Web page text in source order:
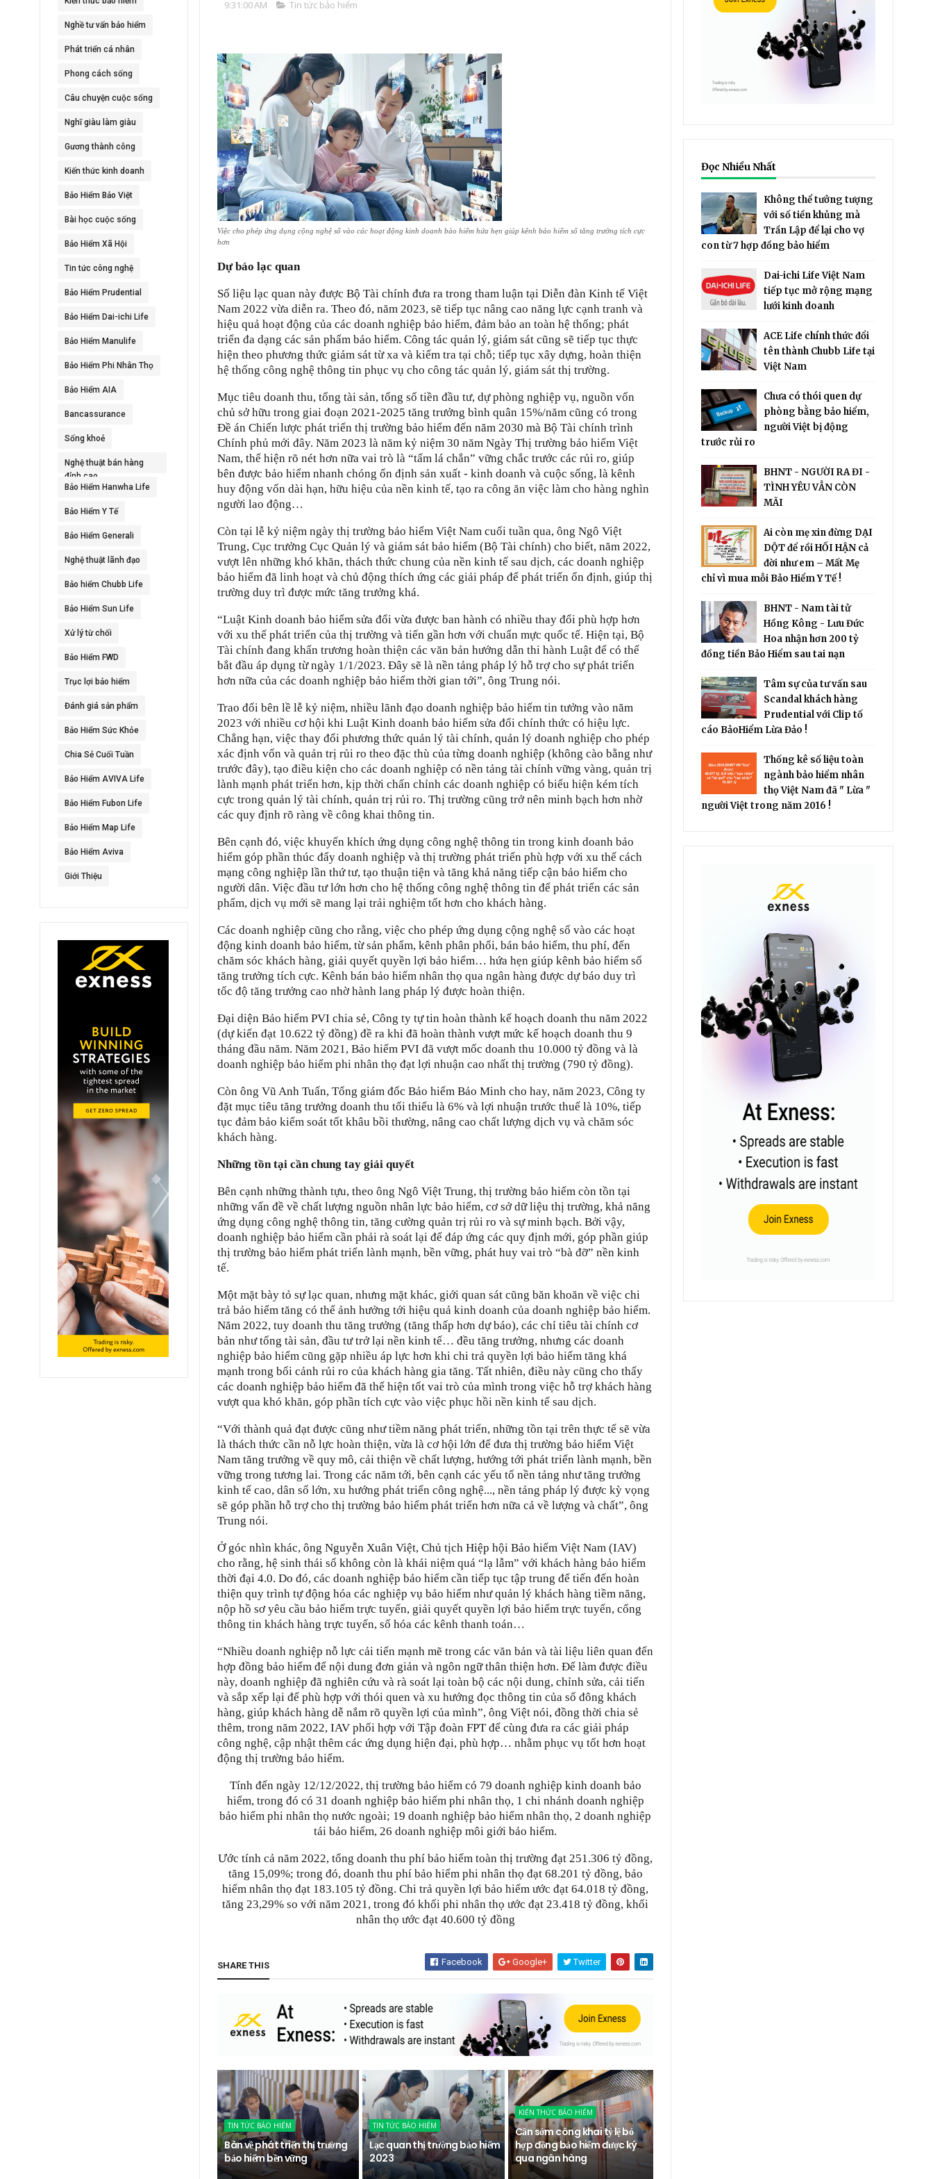
Nghề tư vấn bảo hiểm
Phát triển cá nhân
Phong cách sống
Câu chuyện cuộc sống
Nghĩ giàu làm giàu
Gương thành công
Kiến thức kinh doanh
Bảo Hiểm Bảo Việt
Bài học cuộc sống
Bảo Hiểm Xã Hội
Tin tức công nghệ
Bảo Hiểm Prudential
Bảo Hiểm Dai-ichi Life
Bảo Hiểm Manulife
Bảo Hiểm Phi Nhân Thọ
Bảo Hiểm AIA
Bancassurance
Sống khoẻ
Nghệ thuật bán hàng
đỉnh cao
Bảo Hiểm Hanwha Life
Bảo Hiểm Y Tế
Bảo Hiểm Generali
Nghệ thuật lãnh đạo
Bảo hiểm Chubb Life
Bảo Hiểm Sun Life
Xử lý từ chối
Bảo Hiểm FWD
Trục lợi bảo hiểm
Đánh giá sản phẩm
Bảo Hiểm Sức Khỏe
Chia Sẻ Cuối Tuần
Bảo Hiểm AVIVA Life
Bảo Hiểm Fubon Life
Bảo Hiểm Map Life
Bảo Hiểm Aviva
Giới Thiệu
9:31:00 AM Tin tức bảo hiểm
Việc cho phép ứng dụng cộng nghệ số vào các hoạt động kinh doanh bảo hiểm hứa hẹn giúp kênh bảo hiểm số tăng trưởng tích cực
hơn
Dự báo lạc quan
Số liệu lạc quan này được Bộ Tài chính đưa ra trong tham luận tại Diễn đàn Kinh tế Việt
Nam 2022 vừa diễn ra. Theo đó, năm 2023, sẽ tiếp tục nâng cao năng lực cạnh tranh và
hiệu quả hoạt động của các doanh nghiệp bảo hiểm, đảm bảo an toàn hệ thống; phát
triển đa dạng các sản phẩm bảo hiểm. Công tác quản lý, giám sát cũng sẽ tiếp tục thực
hiện theo phương thức giám sát từ xa và kiểm tra tại chỗ; tiếp tục xây dựng, hoàn thiện
hệ thống công nghệ thông tin phục vụ cho công tác quản lý, giám sát thị trường.
Mục tiêu doanh thu, tổng tài sản, tổng số tiền đầu tư, dự phòng nghiệp vụ, nguồn vốn
chủ sở hữu trong giai đoạn 2021-2025 tăng trưởng bình quân 15%/năm cũng có trong
Đề án Chiến lược phát triển thị trường bảo hiểm đến năm 2030 mà Bộ Tài chính trình
Chính phủ mới đây. Năm 2023 là năm kỷ niệm 30 năm Ngày Thị trường bảo hiểm Việt
Nam, thể hiện rõ nét hơn nữa vai trò là “tấm lá chắn” vững chắc trước các rủi ro, giúp
bên được bảo hiểm nhanh chóng ổn định sản xuất - kinh doanh và cuộc sống, là kênh
huy động vốn dài hạn, hữu hiệu của nền kinh tế, tạo ra công ăn việc làm cho hàng nghìn
người lao động…
Còn tại lễ kỷ niệm ngày thị trường bảo hiểm Việt Nam cuối tuần qua, ông Ngô Việt
Trung, Cục trưởng Cục Quản lý và giám sát bảo hiểm (Bộ Tài chính) cho biết, năm 2022,
vượt lên những khó khăn, thách thức chung của nền kinh tế sau dịch, các doanh nghiệp
bảo hiểm đã linh hoạt và chủ động thích ứng các giải pháp để phát triển ổn định, giúp thị
trường duy trì được mức tăng trưởng khá.
“Luật Kinh doanh bảo hiểm sửa đổi vừa được ban hành có nhiều thay đổi phù hợp hơn
với xu thế phát triển của thị trường và tiến gần hơn với chuẩn mực quốc tế. Hiện tại, Bộ
Tài chính đang khẩn trương hoàn thiện các văn bản hướng dẫn thi hành Luật để có thể
bắt đầu áp dụng từ ngày 1/1/2023. Đây sẽ là nền tảng pháp lý hỗ trợ cho sự phát triển
hơn nữa của các doanh nghiệp bảo hiểm thời gian tới”, ông Trung nói.
Trao đổi bên lề lễ kỷ niệm, nhiều lãnh đạo doanh nghiệp bảo hiểm tin tưởng vào năm
2023 với nhiều cơ hội khi Luật Kinh doanh bảo hiểm sửa đổi chính thức có hiệu lực.
Chẳng hạn, việc thay đổi phương thức quản lý tài chính, quản lý doanh nghiệp cho phép
xác định vốn và quản trị rủi ro theo đặc thù của từng doanh nghiệp (không cào bằng như
trước đây), tạo điều kiện cho các doanh nghiệp có nền tảng tài chính vững vàng, quản trị
lành mạnh phát triển hơn, kịp thời chấn chỉnh các doanh nghiệp có biểu hiện kém tích
cực trong quản lý tài chính, quản trị rủi ro. Thị trường cũng trở nên minh bạch hơn nhờ
các quy định rõ ràng về công khai thông tin.
Bên cạnh đó, việc khuyến khích ứng dụng công nghệ thông tin trong kinh doanh bảo
hiểm góp phần thúc đẩy doanh nghiệp và thị trường phát triển phù hợp với xu thế cách
mạng công nghiệp lần thứ tư, tạo thuận tiện và tăng khả năng tiếp cận bảo hiểm cho
người dân. Việc đầu tư lớn hơn cho hệ thống công nghệ thông tin để phát triển các sản
phẩm, dịch vụ mới sẽ mang lại trải nghiệm tốt hơn cho khách hàng.
Các doanh nghiệp cũng cho rằng, việc cho phép ứng dụng cộng nghệ số vào các hoạt
động kinh doanh bảo hiểm, từ sản phẩm, kênh phân phối, bán bảo hiểm, thu phí, đến
chăm sóc khách hàng, giải quyết quyền lợi bảo hiểm… hứa hẹn giúp kênh bảo hiểm số
tăng trưởng tích cực. Kênh bán bảo hiểm nhân thọ qua ngân hàng được dự báo duy trì
tốc độ tăng trưởng cao nhờ hành lang pháp lý được hoàn thiện.
Đại diện Bảo hiểm PVI chia sẻ, Công ty tự tin hoàn thành kế hoạch doanh thu năm 2022
(dự kiến đạt 10.622 tỷ đồng) đề ra khi đã hoàn thành vượt mức kế hoạch doanh thu 9
tháng đầu năm. Năm 2021, Bảo hiểm PVI đã vượt mốc doanh thu 10.000 tỷ đồng và là
doanh nghiệp bảo hiểm phi nhân thọ đạt lợi nhuận cao nhất thị trường (790 tỷ đồng).
Còn ông Vũ Anh Tuấn, Tổng giám đốc Bảo hiểm Bảo Minh cho hay, năm 2023, Công ty
đặt mục tiêu tăng trưởng doanh thu tối thiểu là 6% và lợi nhuận trước thuế là 10%, tiếp
tục đảm bảo kiểm soát tốt khâu bồi thường, nâng cao chất lượng dịch vụ và chăm sóc
khách hàng.
Những tồn tại cần chung tay giải quyết
Bên cạnh những thành tựu, theo ông Ngô Việt Trung, thị trường bảo hiểm còn tồn tại
những vấn đề về chất lượng nguồn nhân lực bảo hiểm, cơ sở dữ liệu thị trường, khả năng
ứng dụng công nghệ thông tin, tăng cường quản trị rủi ro và sự minh bạch. Bởi vậy,
doanh nghiệp bảo hiểm cần phải rà soát lại để đáp ứng các quy định mới, góp phần giúp
thị trường bảo hiểm phát triển lành mạnh, bền vững, phát huy vai trò “bà đỡ” nền kinh
tế.
Một mặt bày tỏ sự lạc quan, nhưng mặt khác, giới quan sát cũng băn khoăn về việc chi
trả bảo hiểm tăng có thể ảnh hưởng tới hiệu quả kinh doanh của doanh nghiệp bảo hiểm.
Năm 2022, tuy doanh thu tăng trưởng (tăng thấp hơn dự báo), các chỉ tiêu tài chính cơ
bản như tổng tài sản, đầu tư trở lại nền kinh tế… đều tăng trưởng, nhưng các doanh
nghiệp bảo hiểm cũng gặp nhiều áp lực hơn khi chi trả quyền lợi bảo hiểm tăng khá
mạnh trong bối cảnh rủi ro của khách hàng gia tăng. Tất nhiên, điều này cũng cho thấy
các doanh nghiệp bảo hiểm đã thể hiện tốt vai trò của mình trong việc hỗ trợ khách hàng
vượt qua khó khăn, góp phần tích cực vào việc phục hồi nền kinh tế sau dịch.
“Với thành quả đạt được cũng như tiềm năng phát triển, những tồn tại trên thực tế sẽ vừa
là thách thức cần nỗ lực hoàn thiện, vừa là cơ hội lớn để đưa thị trường bảo hiểm Việt
Nam tăng trưởng về quy mô, cải thiện về chất lượng, hướng tới phát triển lành mạnh, bền
vững trong tương lai. Trong các năm tới, bên cạnh các yếu tố nền tảng như tăng trưởng
kinh tế cao, dân số lớn, xu hướng phát triển công nghệ..., nền tảng pháp lý được kỳ vọng
sẽ góp phần hỗ trợ cho thị trường bảo hiểm phát triển hơn nữa cả về lượng và chất”, ông
Trung nói.
Ở góc nhìn khác, ông Nguyễn Xuân Việt, Chủ tịch Hiệp hội Bảo hiểm Việt Nam (IAV)
cho rằng, hệ sinh thái số không còn là khái niệm quá “lạ lẫm” với khách hàng bảo hiểm
thời đại 4.0. Do đó, các doanh nghiệp bảo hiểm cần tiếp tục tập trung để tiến đến hoàn
thiện quy trình tự động hóa các nghiệp vụ bảo hiểm như quản lý khách hàng tiềm năng,
nộp hồ sơ yêu cầu bảo hiểm trực tuyến, giải quyết quyền lợi bảo hiểm trực tuyến, cổng
thông tin khách hàng trực tuyến, số hóa các kênh thanh toán…
“Nhiều doanh nghiệp nỗ lực cải tiến mạnh mẽ trong các văn bản và tài liệu liên quan đến
hợp đồng bảo hiểm để nội dung đơn giản và ngôn ngữ thân thiện hơn. Để làm được điều
này, doanh nghiệp đã nghiên cứu và rà soát lại toàn bộ các nội dung, chỉnh sửa, cải tiến
và sắp xếp lại để phù hợp với thói quen và xu hướng đọc thông tin của số đông khách
hàng, giúp khách hàng dễ nắm rõ quyền lợi của mình”, ông Việt nói, đồng thời chia sẻ
thêm, trong năm 2022, IAV phối hợp với Tập đoàn FPT để cùng đưa ra các giải pháp
công nghệ, cập nhật thêm các ứng dụng hiện đại, phù hợp… nhằm phục vụ tốt hơn hoạt
động thị trường bảo hiểm.
Tính đến ngày 12/12/2022, thị trường bảo hiểm có 79 doanh nghiệp kinh doanh bảo
hiểm, trong đó có 31 doanh nghiệp bảo hiểm phi nhân thọ, 1 chi nhánh doanh nghiệp
bảo hiểm phi nhân thọ nước ngoài; 19 doanh nghiệp bảo hiểm nhân thọ, 2 doanh nghiệp
tái bảo hiểm, 26 doanh nghiệp môi giới bảo hiểm.
Ước tính cả năm 2022, tổng doanh thu phí bảo hiểm toàn thị trường đạt 251.306 tỷ đồng,
tăng 15,09%; trong đó, doanh thu phí bảo hiểm phi nhân thọ đạt 68.201 tỷ đồng, bảo
hiểm nhân thọ đạt 183.105 tỷ đồng. Chi trả quyền lợi bảo hiểm ước đạt 64.018 tỷ đồng,
tăng 23,29% so với năm 2021, trong đó khối phi nhân thọ ước đạt 23.418 tỷ đồng, khối
nhân thọ ước đạt 40.600 tỷ đồng
SHARE THIS Facebook Google+ Twitter
TIN TỨC BẢO HIỂM
Bàn về phát triển thị trường
bảo hiểm bền vững
TIN TỨC BẢO HIỂM
Lạc quan thị trường bảo hiểm
2023
KIẾN THỨC BẢO HIỂM
Cần sớm công khai tỷ lệ bỏ
hợp đồng bảo hiểm được ký
qua ngân hàng
Đọc Nhiều Nhất
Không thể tưởng tượng
với số tiền khủng mà
Trần Lập để lại cho vợ
con từ 7 hợp đồng bảo hiểm
Dai-ichi Life Việt Nam
tiếp tục mở rộng mạng
lưới kinh doanh
ACE Life chính thức đổi
tên thành Chubb Life tại
Việt Nam
Chưa có thói quen dự
phòng bằng bảo hiểm,
người Việt bị động
trước rủi ro
BHNT - NGƯỜI RA ĐI -
TÌNH YÊU VẪN CÒN
MÃI
Ai còn mẹ xin đừng DẠI
DỘT để rồi HỐI HẬN cả
đời như em – Mất Mẹ
chỉ vì mua mỗi Bảo Hiểm Y Tế !
BHNT - Nam tài tử
Hồng Kông - Lưu Đức
Hoa nhận hơn 200 tỷ
đồng tiền Bảo Hiểm sau tai nạn
Tâm sự của tư vấn sau
Scandal khách hàng
Prudential với Clip tố
cáo BảoHiểm Lừa Đảo !
Thống kê số liệu toàn
ngành bảo hiểm nhân
thọ Việt Nam đã " Lừa "
người Việt trong năm 2016 !